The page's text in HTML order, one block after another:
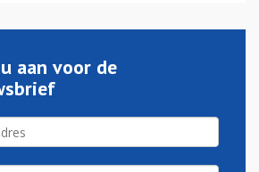
aan voor de